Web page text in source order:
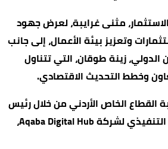
مثنى غرايبة، لعرض جهود
وتعزيز بيئة الأعمال، إلى جانب
الدولي، زينة طوقان، التي تتناول
وخطط التحديث الاقتصادي.
القطاع الخاص الأردني من خلال رئيس
مجلس الإدارة والرئيس التنفيذي لشركة Aqaba Digital Hub،